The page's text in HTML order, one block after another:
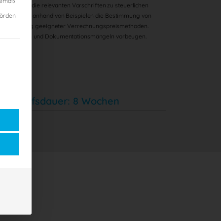
über die relevanten Vorschriften zu steuerlichen
Sie anhand von Beispielen die Bestimmung von
geeigneter Verrechnungspreismethoden.
und Dokumentationsmängeln vorbeugen.
Zugriffsdauer: 8 Wochen
Framework (TCF), für die eine Einwilligung erteilt werden kann. Das
Die erste Service-Gruppe ist essenziell und kann nicht abgewählt